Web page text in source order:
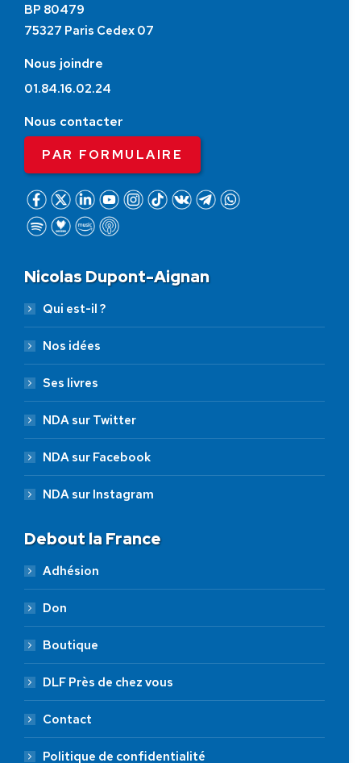
BP 80479
75327 Paris Cedex 07
Nous joindre
01.84.16.02.24
Nous contacter
PAR FORMULAIRE
Nicolas Dupont-Aignan
Qui est-il ?
Nos idées
Ses livres
NDA sur Twitter
NDA sur Facebook
NDA sur Instagram
Debout la France
Adhésion
Don
Boutique
DLF Près de chez vous
Contact
Politique de confidentialité